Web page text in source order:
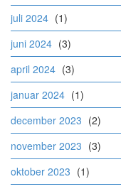
juli 2024 (1)
juni 2024 (3)
april 2024 (3)
januar 2024 (1)
december 2023 (2)
november 2023 (3)
oktober 2023 (1)